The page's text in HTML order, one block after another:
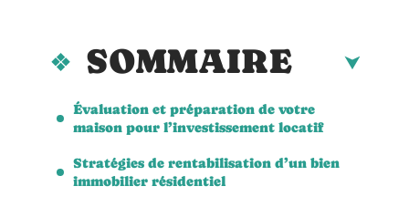
SOMMAIRE
Évaluation et préparation de votre
maison pour l’investissement locatif
Stratégies de rentabilisation d’un bien
immobilier résidentiel